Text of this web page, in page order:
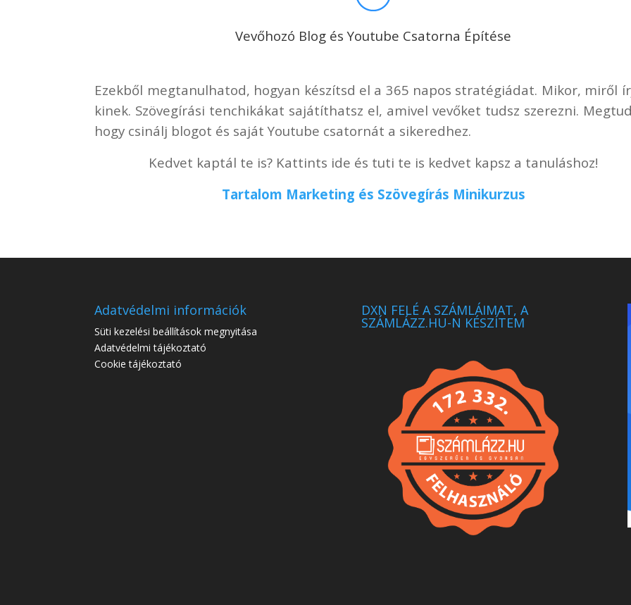
Vevőhozó Blog és Youtube Csatorna Építése
Ezekből megtanulhatod, hogyan készítsd el a 365 napos stratégiádat. Mikor, miről
kinek. Szövegírási tenchikákat sajátíthatsz el, amivel vevőket tudsz szerezni.
hogy csinálj blogot és saját Youtube csatornát a sikeredhez.
Kedvet kaptál te is? Kattints ide és tuti te is kedvet kapsz a tanuláshoz!
Tartalom Marketing és Szövegírás Minikurzus
Adatvédelmi információk
Süti kezelési beállítások megnyitása
Adatvédelmi tájékoztató
Cookie tájékoztató
DXN FELÉ A SZÁMLÁIMAT, A
SZÁMLÁZZ.HU-N KÉSZÍTEM